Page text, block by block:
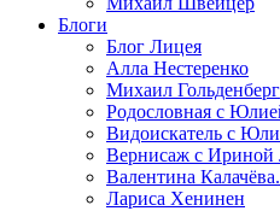
Блоги
Блог Лицея
Алла Нестеренко
Михаил Гольденберг
Родословная с
Видоискатель с
Вернисаж с Ириной
Валентина
Лариса Хенинен